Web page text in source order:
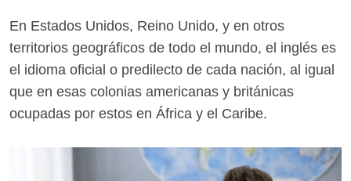
En Estados Unidos, Reino Unido, y en otros
territorios geográficos de todo el mundo, el inglés es
el idioma oficial o predilecto de cada nación, al igual
que en esas colonias americanas y británicas
ocupadas por estos en África y el Caribe.